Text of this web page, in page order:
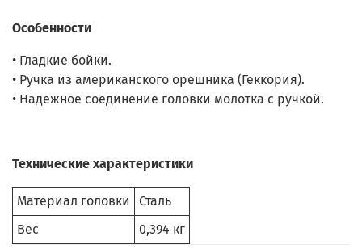
Особенности
• Гладкие бойки.
• Ручка из американского орешника (Геккория).
• Надежное соединение головки молотка с ручкой.
Технические характеристики
Материал головки
Сталь
Вес
0,394 кг